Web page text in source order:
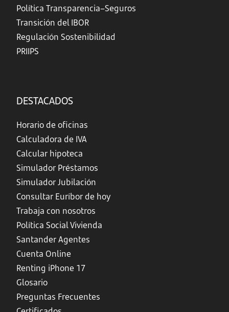
Política Transparencia–Seguros
Transición del IBOR
Regulación Sostenibilidad
PRIIPS
DESTACADOS
Horario de oficinas
Calculadora de IVA
Calcular hipoteca
Simulador Préstamos
Simulador Jubilación
Consultar Euríbor de hoy
Trabaja con nosotros
Política Social Vivienda
Santander Agentes
Cuenta Online
Renting iPhone 17
Glosario
Preguntas Frecuentes